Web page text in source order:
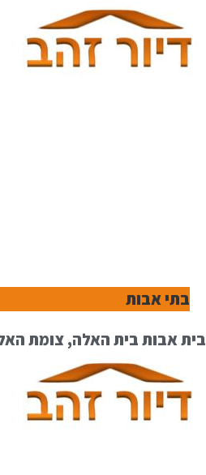
בתי אבות
בית אבות בית האלה, צומת